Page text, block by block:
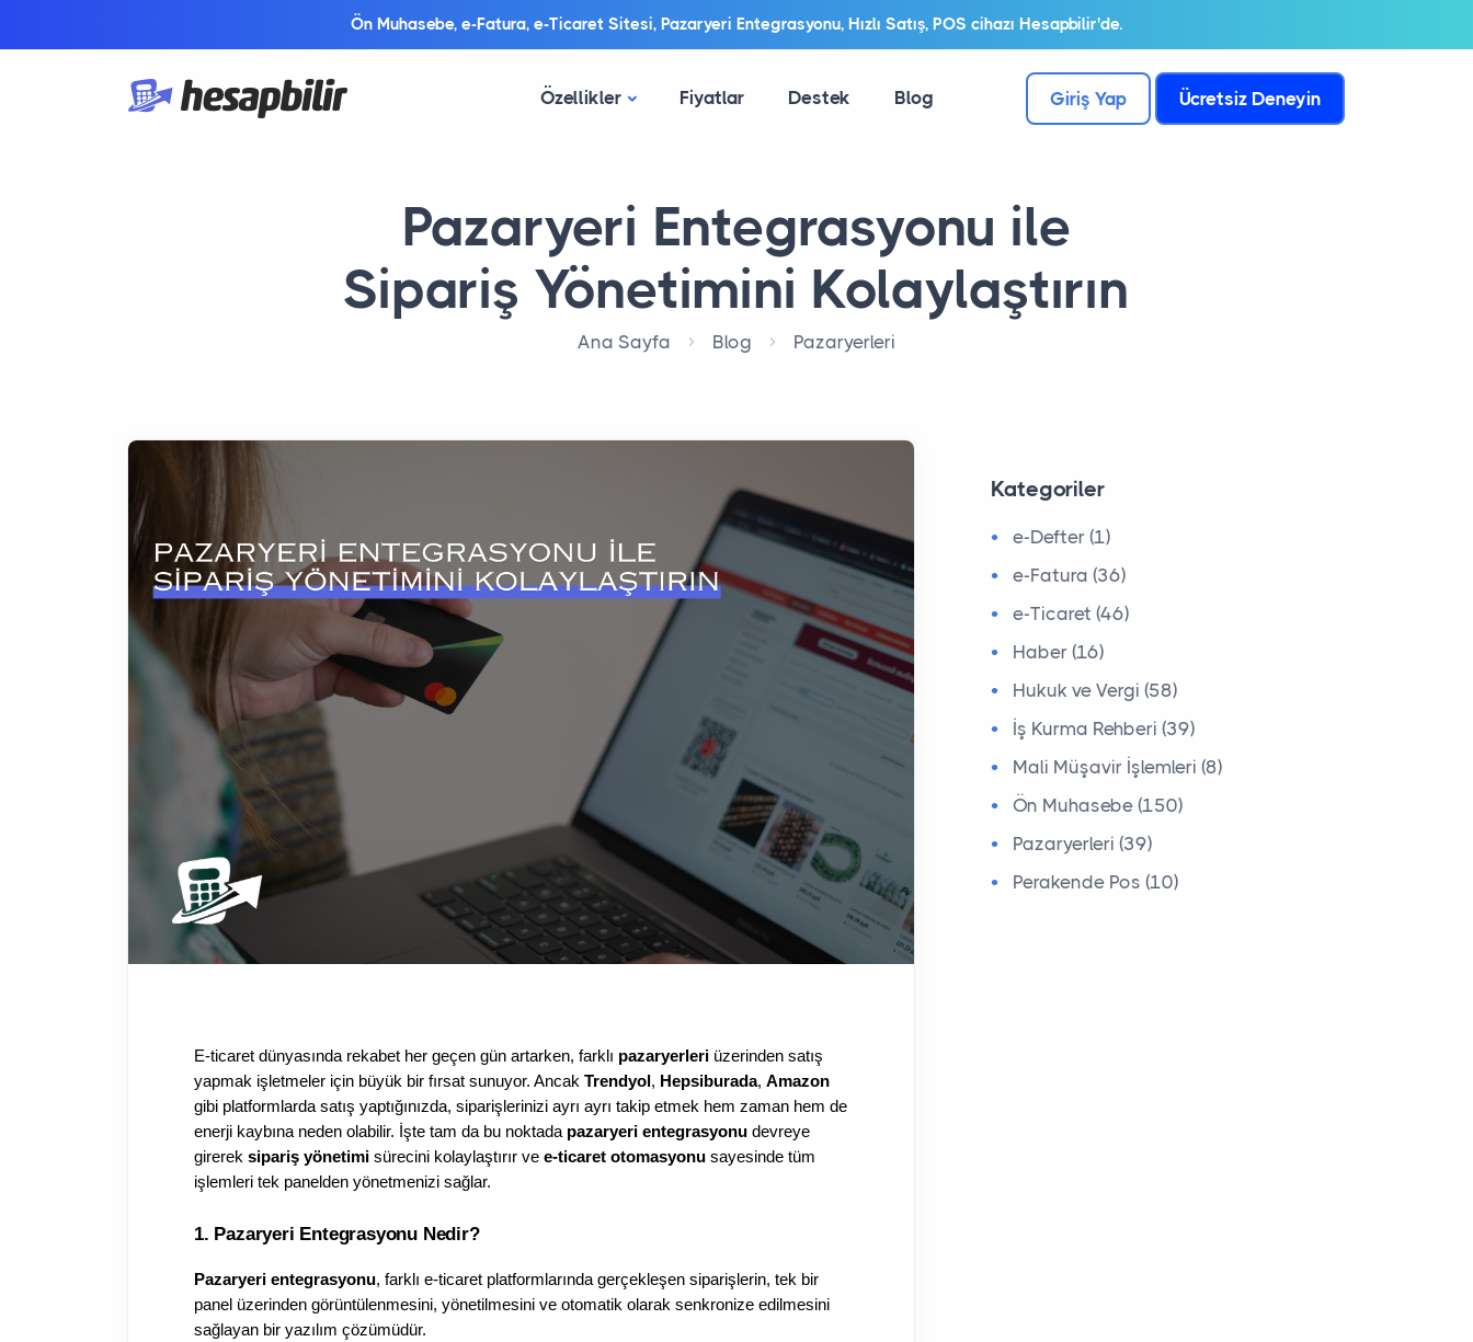
Ön Muhasebe, e-Fatura, e-Ticaret Sitesi, Pazaryeri Entegrasyonu, Hızlı Satış, POS cihazı Hesapbilir'de.
Özellikler Fiyatlar Destek Blog Giriş Yap Ücretsiz Deneyin
Pazaryeri Entegrasyonu ile
Sipariş Yönetimini Kolaylaştırın
Ana Sayfa Blog Pazaryerleri
E-ticaret dünyasında rekabet her geçen gün artarken, farklı pazaryerleri üzerinden satış
yapmak işletmeler için büyük bir fırsat sunuyor. Ancak Trendyol , Hepsiburada, Amazon
gibi platformlarda satış yaptığınızda, siparişlerinizi ayrı ayrı takip etmek hem zaman hem de
enerji kaybına neden olabilir. İşte tam da bu noktada pazaryeri entegrasyonu devreye
girerek sipariş yönetimi sürecini kolaylaştırır ve e-ticaret otomasyonu sayesinde tüm
işlemleri tek panelden yönetmenizi sağlar.
1. Pazaryeri Entegrasyonu Nedir?
Pazaryeri entegrasyonu, farklı e-ticaret platformlarında gerçekleşen siparişlerin, tek bir
panel üzerinden görüntülenmesini, yönetilmesini ve otomatik olarak senkronize edilmesini
sağlayan bir yazılım çözümüdür.
Kategoriler
e-Defter (1)
e-Fatura (36)
e-Ticaret (46)
Haber (16)
Hukuk ve Vergi (58)
İş Kurma Rehberi (39)
Mali Müşavir İşlemleri (8)
Ön Muhasebe (150)
Pazaryerleri (39)
Perakende Pos (10)